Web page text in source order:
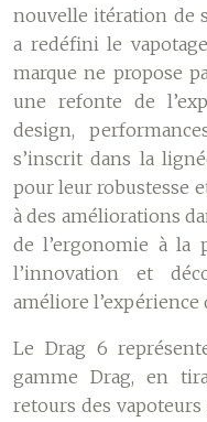
nouvelle itération de
a redéfini le
marque ne propose
une refonte de
design,
s’inscrit dans la
pour leur robustesse
à des améliorations
de l’ergonomie à la
l’innovation et
améliore l’expérience
Le Drag 6
gamme Drag, en
retours des